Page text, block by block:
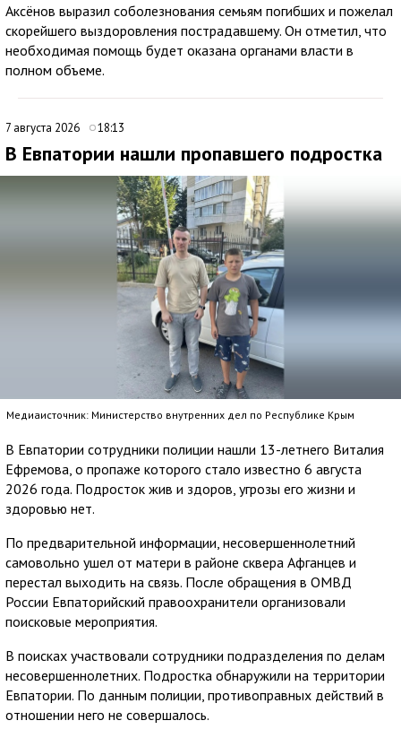
Аксёнов выразил соболезнования семьям погибших и пожелал
скорейшего выздоровления пострадавшему. Он отметил, что
необходимая помощь будет оказана органами власти в
полном объеме.
7 августа 2026 18:13
В Евпатории нашли пропавшего подростка
Медиаисточник: Министерство внутренних дел по Республике Крым
В Евпатории сотрудники полиции нашли 13-летнего Виталия
Ефремова, о пропаже которого стало известно 6 августа
2026 года. Подросток жив и здоров, угрозы его жизни и
здоровью нет.
По предварительной информации, несовершеннолетний
самовольно ушел от матери в районе сквера Афганцев и
перестал выходить на связь. После обращения в ОМВД
России Евпаторийский правоохранители организовали
поисковые мероприятия.
В поисках участвовали сотрудники подразделения по делам
несовершеннолетних. Подростка обнаружили на территории
Евпатории. По данным полиции, противоправных действий в
отношении него не совершалось.